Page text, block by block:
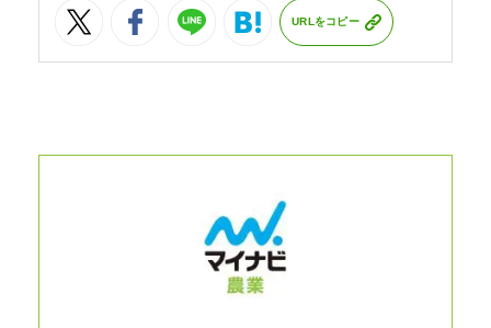
URLをコピー